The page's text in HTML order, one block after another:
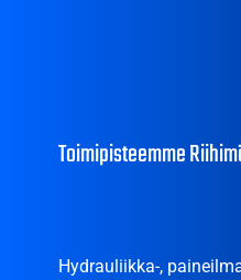
Toimipisteemme
Hydrauliikka-,